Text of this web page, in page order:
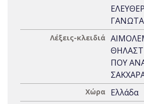
Λέξεις-κλειδιά
ΠΟΥ
Χώρα Ελλάδα